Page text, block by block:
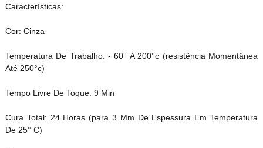
Características:
Cor: Cinza
Temperatura De Trabalho: - 60° A 200°c (resistência Momentânea
Até 250°c)
Tempo Livre De Toque: 9 Min
Cura Total: 24 Horas (para 3 Mm De Espessura Em Temperatura
De 25° C)